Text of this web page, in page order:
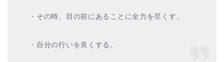
・その時、目の前にあることに全力を尽くす。
・自分の行いを良くする。